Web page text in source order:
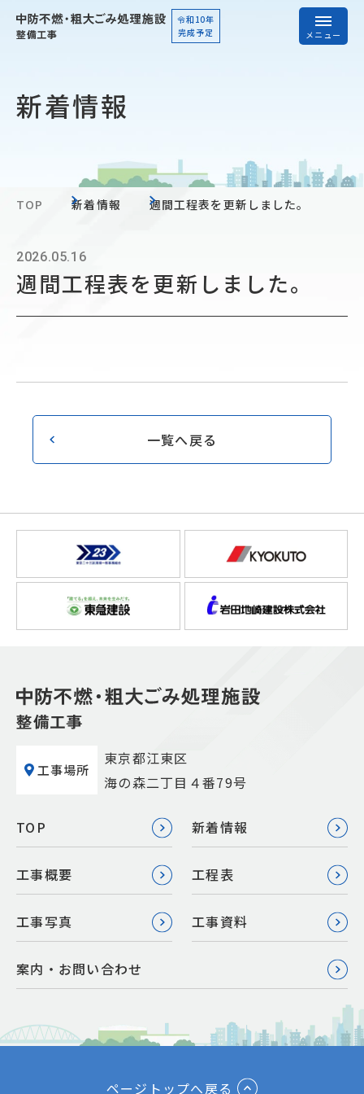
令和10年
完成予定
メニュー
新着情報
工事資料
案内・お問い合わせ
新着情報
TOP 新着情報 週間工程表を更新しました。
2026.05.16
週間工程表を更新しました。
一覧へ戻る
工事場所
東京都江東区
海の森二丁目４番79号
TOP 新着情報
工事概要 工程表
工事写真 工事資料
案内・お問い合わせ
ページトップへ戻る